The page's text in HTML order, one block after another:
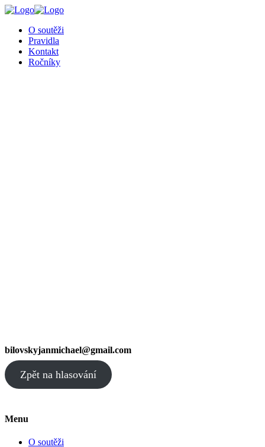
O soutěži
Pravidla
Kontakt
Ročníky
bilovskyjanmichael@gmail.com
Zpět na hlasování
Menu
O soutěži